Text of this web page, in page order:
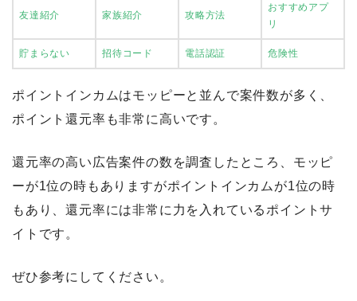
友達紹介 家族紹介 攻略方法
おすすめアプ
リ
貯まらない 招待コード 電話認証 危険性
ポイントインカムはモッピーと並んで案件数が多く、
ポイント還元率も非常に高いです。
還元率の高い広告案件の数を調査したところ、モッピ
ーが1位の時もありますがポイントインカムが1位の時
もあり、還元率には非常に力を入れているポイントサ
イトです。
ぜひ参考にしてください。